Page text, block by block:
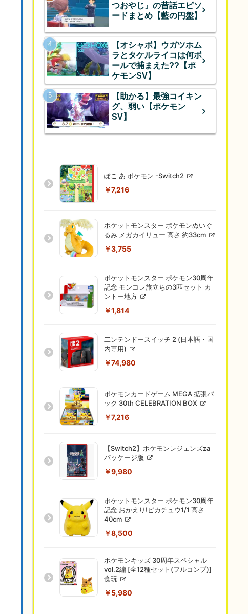
つおやじ』の昔話エピソ
ードまとめ【藍の円盤】
【オシャボ】ウガツホム
ラとタケルライコは何ボ
ールで捕まえた??【ポ
ケモンSV】
【助かる】最強コイキン
グ、弱い【ポケモン
SV】
ぽこ あ ポケモン -Switch2
￥7,216
ポケットモンスター ポケモンぬいぐ
るみ メガカイリュー 高さ 約33cm
￥3,755
ポケットモンスター ポケモン30周年
記念 モンコレ旅立ちの3匹セット カ
ントー地方
￥1,814
二ンテンドースイッチ 2 (日本語・国
内専用)
￥74,980
ポケモンカードゲーム MEGA 拡張パ
ック 30th CELEBRATION BOX
￥7,216
【Switch2】ポケモンレジェンズza
パッケージ版
￥9,980
ポケットモンスター ポケモン30周年
記念 おかえり!ピカチュウ1/1 高さ
40cm
￥8,500
ポケモンキッズ 30周年スペシャル
vol.2編 [全12種セット(フルコンプ)]
食玩
￥5,980